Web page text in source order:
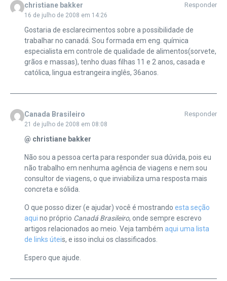
christiane bakker
16 de julho de 2008 em 14:26
Responder
Gostaria de esclarecimentos sobre a possibilidade de
trabalhar no canadá. Sou formada em eng. química
especialista em controle de qualidade de alimentos(sorvete,
grãos e massas), tenho duas filhas 11 e 2 anos, casada e
católica, lingua estrangeira inglês, 36anos.
Canada Brasileiro
21 de julho de 2008 em 08:08
Responder
@ christiane bakker
Não sou a pessoa certa para responder sua dúvida, pois eu
não trabalho em nenhuma agência de viagens e nem sou
consultor de viagens, o que inviabiliza uma resposta mais
concreta e sólida.
O que posso dizer (e ajudar) você é mostrando esta seção
aqui no próprio Canadá Brasileiro, onde sempre escrevo
artigos relacionados ao meio. Veja também aqui uma lista
de links úteis, e isso inclui os classificados.
Espero que ajude.